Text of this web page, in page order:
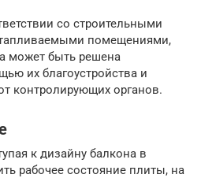
со строительными
помещениями,
может быть решена
их благоустройства и
контролирующих органов.
к дизайну балкона в
рабочее состояние плиты, на